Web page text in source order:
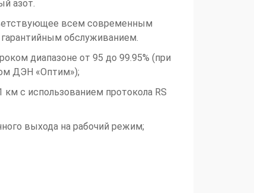
азот.
всем современным
обслуживанием.
диапазоне от 95 до 99.95% (при
ДЭН «Оптим»);
с использованием протокола RS
выхода на рабочий режим;